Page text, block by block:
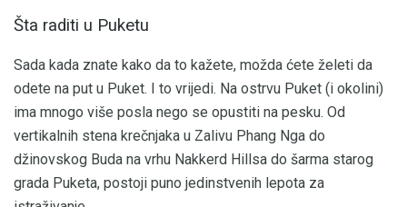
Šta raditi u Puketu
Sada kada znate kako da to kažete, možda ćete želeti da
odete na put u Puket. I to vrijedi. Na ostrvu Puket (i okolini)
ima mnogo više posla nego se opustiti na pesku. Od
vertikalnih stena krečnjaka u Zalivu Phang Nga do
džinovskog Buda na vrhu Nakkerd Hillsa do šarma starog
grada Puketa, postoji puno jedinstvenih lepota za